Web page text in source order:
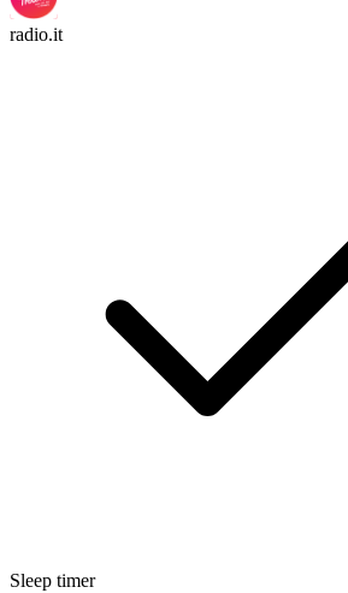
radio.it
Sleep timer